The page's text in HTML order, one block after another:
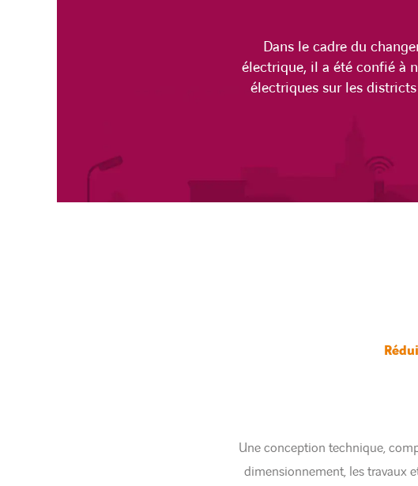
Dans le cadre du
électrique, il a été confié à
électriques sur les
Une conception technique,
dimensionnement, les travaux